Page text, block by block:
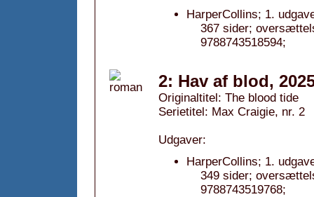
HarperCollins; 1.
367 sider;
9788743518594;
2: Hav af blod,
Originaltitel: The blood tide
Serietitel: Max Craigie, nr. 2
Udgaver:
HarperCollins; 1.
349 sider;
9788743519768;